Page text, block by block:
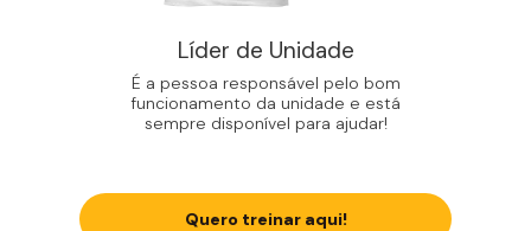
Líder de Unidade
É a pessoa responsável pelo bom
funcionamento da unidade e está
sempre disponível para ajudar!
Quero treinar aqui!